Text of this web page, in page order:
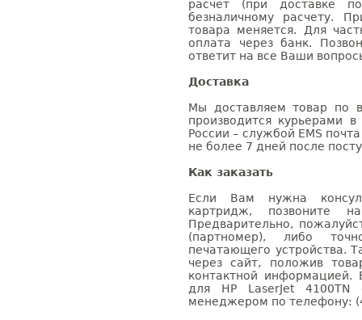
расчет (при доставке
безналичному расчету.
товара меняется. Для
оплата через банк.
ответит на все Ваши
Доставка
Мы доставляем товар по
производится курьерами
России – службой EMS
не более 7 дней после
Как заказать
Если Вам нужна
картридж, позвоните
Предварительно,
(партномер), либо
печатающего устройства.
через сайт, положив
контактной информацией.
для HP LaserJet
менеджером по телефону: